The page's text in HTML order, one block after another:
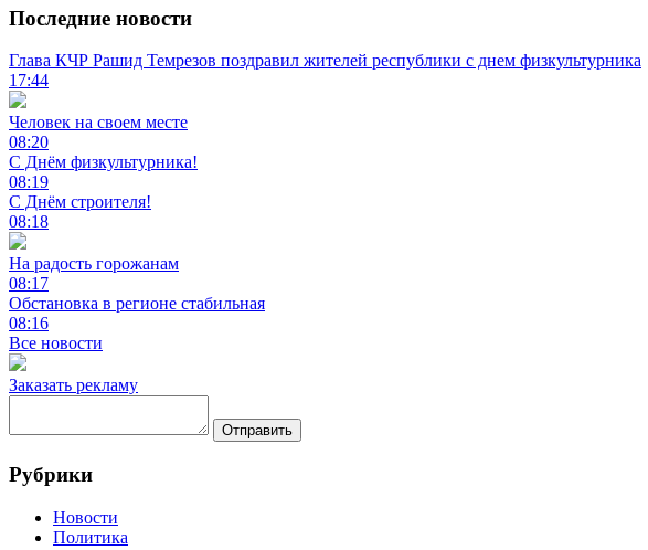
Последние новости
Глава КЧР Рашид Темрезов поздравил жителей республики с днем физкультурника
17:44
Человек на своем месте
08:20
С Днём физкультурника!
08:19
С Днём строителя!
08:18
На радость горожанам
08:17
Обстановка в регионе стабильная
08:16
Все новости
Заказать рекламу
Отправить
Рубрики
Новости
Политика